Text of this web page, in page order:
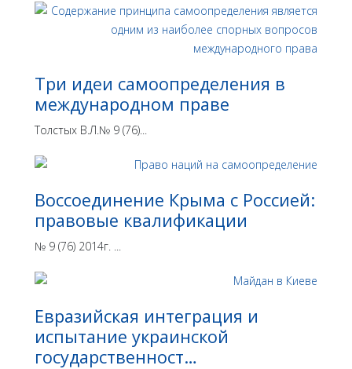
Три идеи самоопределения в
международном праве
Толстых В.Л.№ 9 (76)...
Воссоединение Крыма с Россией:
правовые квалификации
№ 9 (76) 2014г. ...
Евразийская интеграция и
испытание украинской
государственност…